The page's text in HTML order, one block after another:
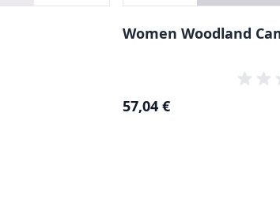
Women Woodland
57,04 €